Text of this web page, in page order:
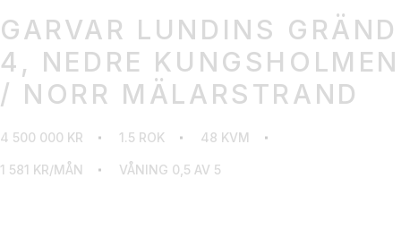
GARVAR LUNDINS GRÄND
4, NEDRE KUNGSHOLMEN
/ NORR MÄLARSTRAND
4 500 000 KR 1.5 ROK 48 KVM
1 581 KR/MÅN VÅNING 0,5 AV 5